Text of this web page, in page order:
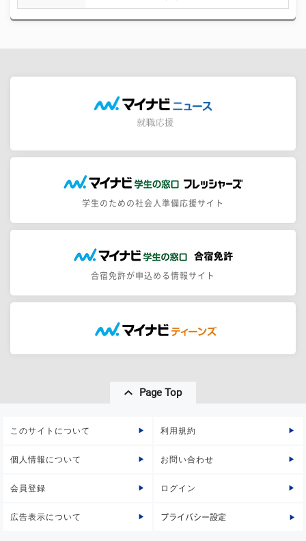
学生のための社会人準備応援サイト
合宿免許が申込める情報サイト
Page Top
このサイトについて 利用規約
個人情報について お問い合わせ
会員登録 ログイン
広告表示について プライバシー設定